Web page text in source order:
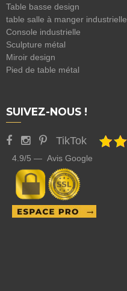
Table basse design
table salle à manger industrielle
Console industrielle
Sculpture métal
Miroir design
Pied de table métal
SUIVEZ-NOUS !
TikTok
4.9/5 — Avis Google